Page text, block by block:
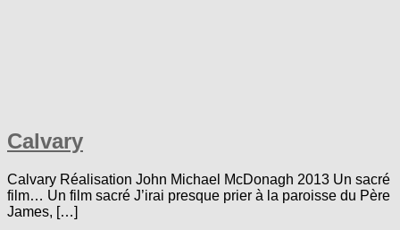
Calvary
Calvary Réalisation John Michael McDonagh 2013 Un sacré
film… Un film sacré J’irai presque prier à la paroisse du Père
James, […]